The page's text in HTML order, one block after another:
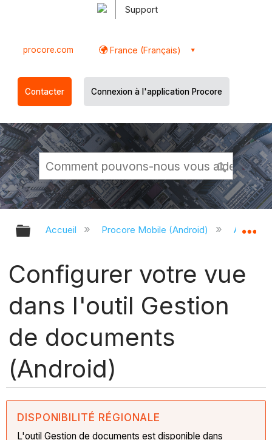
Support
procore.com France (Français)
Contacter Connexion à l'application Procore
Développer/réduire la hiérarchie
Accueil Procore Mobile (Android)
Configurer votre vue
dans l'outil Gestion
de documents
(Android)
DISPONIBILITÉ RÉGIONALE
L'outil Gestion de documents est disponible dans